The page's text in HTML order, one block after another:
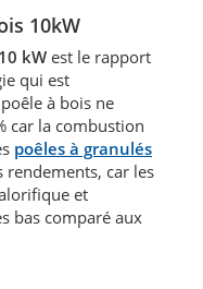
10kW
kW est le rapport
qui est
à bois ne
car la combustion
poêles à granulés
car les
et
bas comparé aux